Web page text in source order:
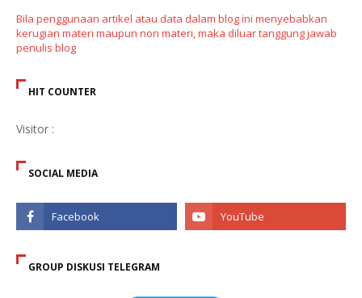
Bila penggunaan artikel atau data dalam blog ini menyebabkan
kerugian materi maupun non materi, maka diluar tanggung jawab
penulis blog
HIT COUNTER
Visitor :
SOCIAL MEDIA
GROUP DISKUSI TELEGRAM